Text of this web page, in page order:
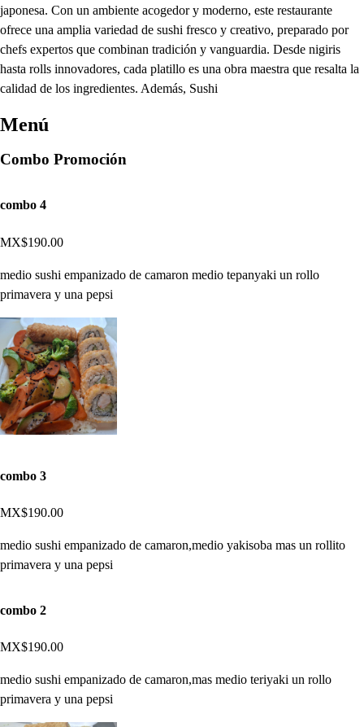
japonesa. Con un ambiente acogedor y moderno, este restaurante
ofrece una amplia variedad de sushi fresco y creativo, preparado por
chefs expertos que combinan tradición y vanguardia. Desde nigiris
hasta rolls innovadores, cada platillo es una obra maestra que resalta la
calidad de los ingredientes. Además, Sushi
Menú
Combo Promoción
combo 4
MX$190.00
medio sushi empanizado de camaron medio tepanyaki un rollo
primavera y una pepsi
combo 3
MX$190.00
medio sushi empanizado de camaron,medio yakisoba mas un rollito
primavera y una pepsi
combo 2
MX$190.00
medio sushi empanizado de camaron,mas medio teriyaki un rollo
primavera y una pepsi